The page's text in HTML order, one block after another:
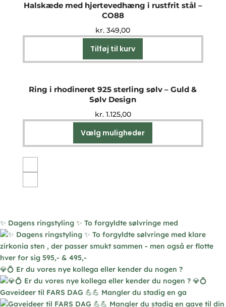
varianter.
kan
Halskæde med hjertevedhæng i rustfrit stål –
CO88
kr. 349,00
Tilføj til kurv
Ring i rhodineret 925 sterling sølv – Guld &
Sølv Design
kr.1.125,00
Vælg muligheder
vare
på
varesiden
✨ Dagens ringstyling ✨ To forgyldte sølvringe med
💎💍 Er du vores nye kollega eller kender du nogen ?
Gaveideer til FARS DAG 💪💪 Mangler du stadig en ga